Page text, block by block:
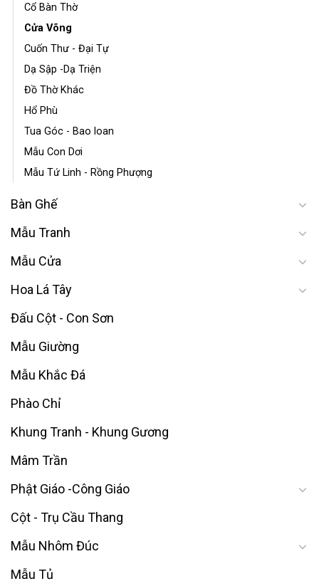
Cổ Bàn Thờ
Cửa Võng
Cuốn Thư - Đại Tự
Dạ Sập -Dạ Triện
Đồ Thờ Khác
Hổ Phù
Tua Góc - Bao loan
Mẫu Con Dơi
Mẫu Tứ Linh - Rồng Phượng
Bàn Ghế
Mẫu Tranh
Mẫu Cửa
Hoa Lá Tây
Đấu Cột - Con Sơn
Mẫu Giường
Mẫu Khắc Đá
Phào Chỉ
Khung Tranh - Khung Gương
Mâm Trần
Phật Giáo -Công Giáo
Cột - Trụ Cầu Thang
Mẫu Nhôm Đúc
Mẫu Tủ